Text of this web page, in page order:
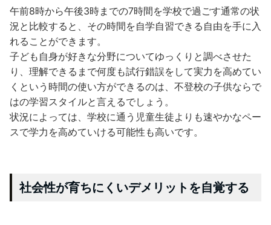
午前8時から午後3時までの7時間を学校で過ごす通常の状
況と比較すると、その時間を自学自習できる自由を手に入
れることができます。
子ども自身が好きな分野についてゆっくりと調べさせた
り、理解できるまで何度も試行錯誤をして実力を高めてい
くという時間の使い方ができるのは、不登校の子供ならで
はの学習スタイルと言えるでしょう。
状況によっては、学校に通う児童生徒よりも速やかなペー
スで学力を高めていける可能性も高いです。
社会性が育ちにくいデメリットを自覚する